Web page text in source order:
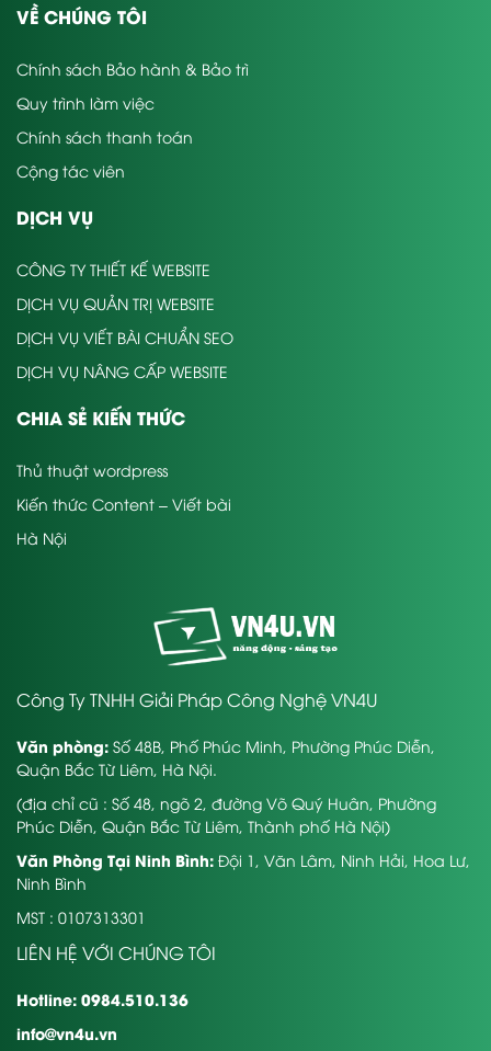
VỀ CHÚNG TÔI
Chính sách Bảo hành & Bảo trì
Quy trình làm việc
Chính sách thanh toán
Cộng tác viên
DỊCH VỤ
CÔNG TY THIẾT KẾ WEBSITE
DỊCH VỤ QUẢN TRỊ WEBSITE
DỊCH VỤ VIẾT BÀI CHUẨN SEO
DỊCH VỤ NÂNG CẤP WEBSITE
CHIA SẺ KIẾN THỨC
Thủ thuật wordpress
Kiến thức Content – Viết bài
Hà Nội
Công Ty TNHH Giải Pháp Công Nghệ VN4U
Văn phòng: Số 48B, Phố Phúc Minh, Phường Phúc Diễn,
Quận Bắc Từ Liêm, Hà Nội.
(địa chỉ cũ : Số 48, ngõ 2, đường Võ Quý Huân, Phường
Phúc Diễn, Quận Bắc Từ Liêm, Thành phố Hà Nội)
Văn Phòng Tại Ninh Bình: Đội 1, Văn Lâm, Ninh Hải, Hoa Lư,
Ninh Bình
MST : 0107313301
LIÊN HỆ VỚI CHÚNG TÔI
Hotline: 0984.510.136
info@vn4u.vn